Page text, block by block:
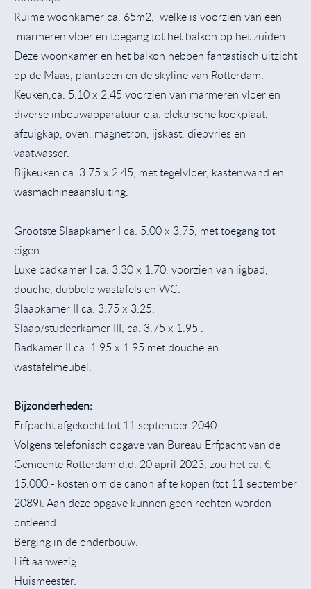
Ruime woonkamer ca. 65m2, welke is voorzien van een
marmeren vloer en toegang tot het balkon op het zuiden.
Deze woonkamer en het balkon hebben fantastisch uitzicht
op de Maas, plantsoen en de skyline van Rotterdam.
Keuken,ca. 5.10 x 2.45 voorzien van marmeren vloer en
diverse inbouwapparatuur o.a. elektrische kookplaat,
afzuigkap, oven, magnetron, ijskast, diepvries en
vaatwasser.
Bijkeuken ca. 3.75 x 2.45, met tegelvloer, kastenwand en
wasmachineaansluiting.
Grootste Slaapkamer I ca. 5.00 x 3.75, met toegang tot
eigen..
Luxe badkamer I ca. 3.30 x 1.70, voorzien van ligbad,
douche, dubbele wastafels en WC.
Slaapkamer II ca. 3.75 x 3.25.
Slaap/studeerkamer III, ca. 3.75 x 1.95 .
Badkamer II ca. 1.95 x 1.95 met douche en
wastafelmeubel.
Bijzonderheden:
Erfpacht afgekocht tot 11 september 2040.
Volgens telefonisch opgave van Bureau Erfpacht van de
Gemeente Rotterdam d.d. 20 april 2023, zou het ca. €
15.000,- kosten om de canon af te kopen (tot 11 september
2089). Aan deze opgave kunnen geen rechten worden
ontleend.
Berging in de onderbouw.
Lift aanwezig.
Huismeester.